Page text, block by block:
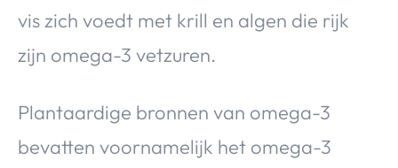
vis zich voedt met krill en algen die rijk
zijn omega-3 vetzuren.
Plantaardige bronnen van omega-3
bevatten voornamelijk het omega-3